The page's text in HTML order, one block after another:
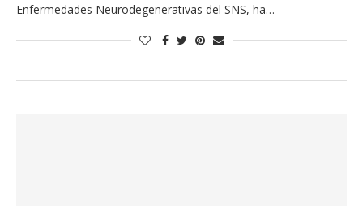
Enfermedades Neurodegenerativas del SNS, ha…